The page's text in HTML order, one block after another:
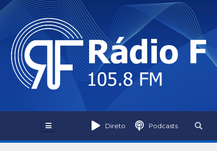
Skip
to
content
Direto Podcasts